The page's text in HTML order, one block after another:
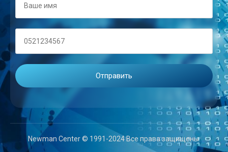
Newman Center © 1991-2024 Все права защищены.